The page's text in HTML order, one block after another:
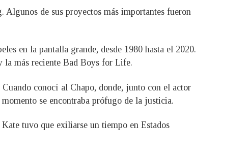
de sus proyectos más importantes fueron
en la pantalla grande, desde 1980 hasta el 2020.
la más reciente Bad Boys for Life.
conocí al Chapo, donde, junto con el actor
se encontraba prófugo de la justicia.
tuvo que exiliarse un tiempo en Estados